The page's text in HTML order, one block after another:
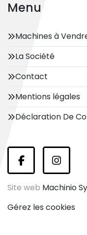
Menu
Machines à
La Société
Contact
Mentions légales
Déclaration De
facebook
Site web Machinio
Gérez les cookies